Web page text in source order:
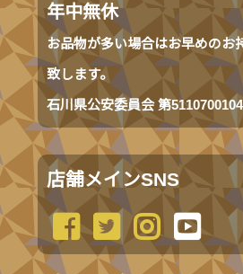
年中無休
お品物が多い場合はお早めのお
致します。
石川県公安委員会 第
店舗メインSNS